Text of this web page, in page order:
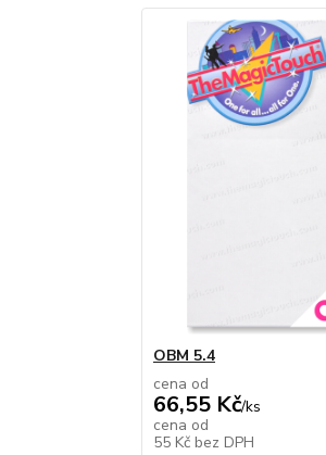
OBM 5.4
cena od
66,55 Kč/ks
cena od
55 Kč bez DPH